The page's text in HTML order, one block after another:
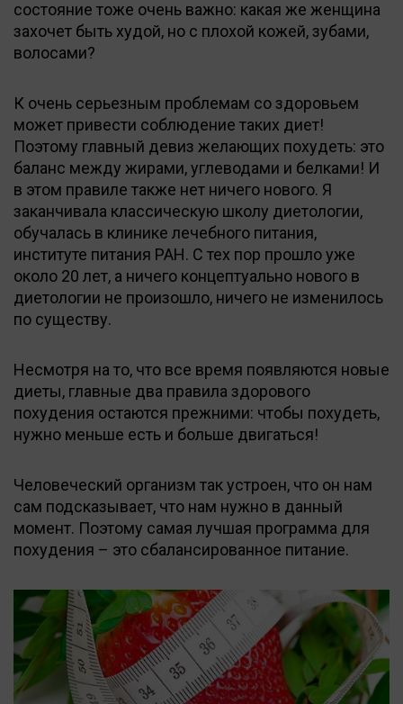
состояние тоже очень важно: какая же женщина
захочет быть худой, но с плохой кожей, зубами,
волосами?
К очень серьезным проблемам со здоровьем
может привести соблюдение таких диет!
Поэтому главный девиз желающих похудеть: это
баланс между жирами, углеводами и белками! И
в этом правиле также нет ничего нового. Я
заканчивала классическую школу диетологии,
обучалась в клинике лечебного питания,
институте питания РАН. С тех пор прошло уже
около 20 лет, а ничего концептуально нового в
диетологии не произошло, ничего не изменилось
по существу.
Несмотря на то, что все время появляются новые
диеты, главные два правила здорового
похудения остаются прежними: чтобы похудеть,
нужно меньше есть и больше двигаться!
Человеческий организм так устроен, что он нам
сам подсказывает, что нам нужно в данный
момент. Поэтому самая лучшая программа для
похудения – это сбалансированное питание.